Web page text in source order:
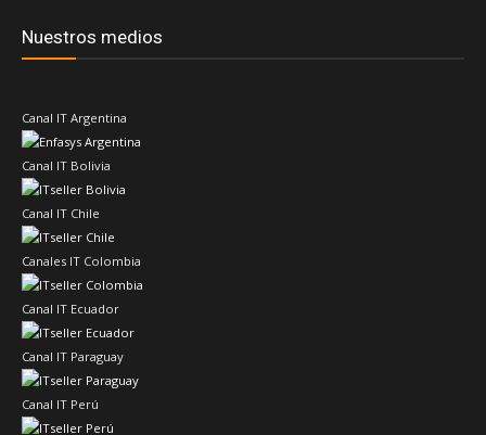
Nuestros medios
Canal IT Argentina
Canal IT Bolivia
Canal IT Chile
Canales IT Colombia
Canal IT Ecuador
Canal IT Paraguay
Canal IT Perú